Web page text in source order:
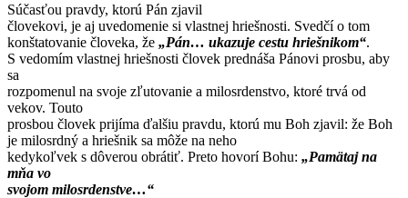
Súčasťou pravdy, ktorú Pán zjavil
človekovi, je aj uvedomenie si vlastnej hriešnosti. Svedčí o tom
konštatovanie človeka, že „Pán… ukazuje cestu hriešnikom“.
S vedomím vlastnej hriešnosti človek prednáša Pánovi prosbu, aby
sa
rozpomenul na svoje zľutovanie a milosrdenstvo, ktoré trvá od
vekov. Touto
prosbou človek prijíma ďalšiu pravdu, ktorú mu Boh zjavil: že Boh
je milosrdný a hriešnik sa môže na neho
kedykoľvek s dôverou obrátiť. Preto hovorí Bohu: „Pamätaj na
mňa vo
svojom milosrdenstve…“